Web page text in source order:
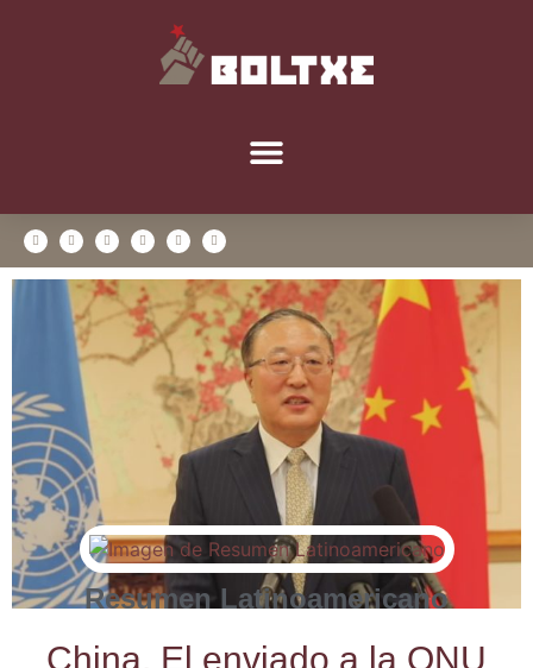
Resumen Latinoamericano
Chi­na. El envia­do a la ONU